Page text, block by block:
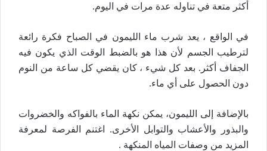
أكثر متعة في تناوله عدة مرات في اليوم.
في الواقع ، يعد شرب ماء الليمون في الصباح فكرة رائعة
لترطيب الجسم لأن هذا هو بالضبط الوقت الذي يكون فيه
الجفاف أكثر. بعد كل شيء ، كان يقضي كل ساعة من النوم
دون الحصول على أي ماء.
بالإضافة إلى الليمون، يمكن نكهة الماء بالفواكه والخضروات
والبذور والأعشاب والتوابل الأخرى. اغتنم الفرصة لمعرفة
المزيد من وصفات المياه المنكهة .